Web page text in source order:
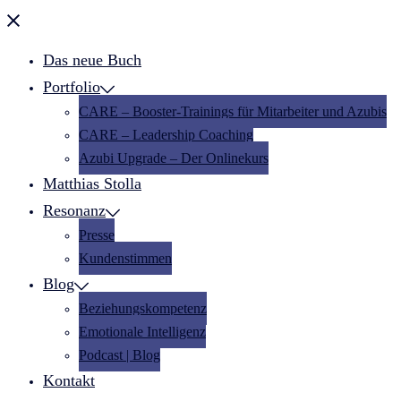
Menü
Das neue Buch
Portfolio
CARE – Booster-Trainings für Mitarbeiter und Azubis
CARE – Leadership Coaching
Azubi Upgrade – Der Onlinekurs
Matthias Stolla
Resonanz
Presse
Kundenstimmen
Blog
Beziehungskompetenz
Emotionale Intelligenz
Podcast | Blog
Kontakt